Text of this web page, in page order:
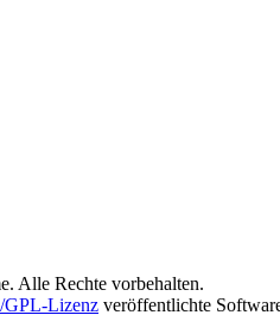
Alle Rechte vorbehalten.
Lizenz veröffentlichte